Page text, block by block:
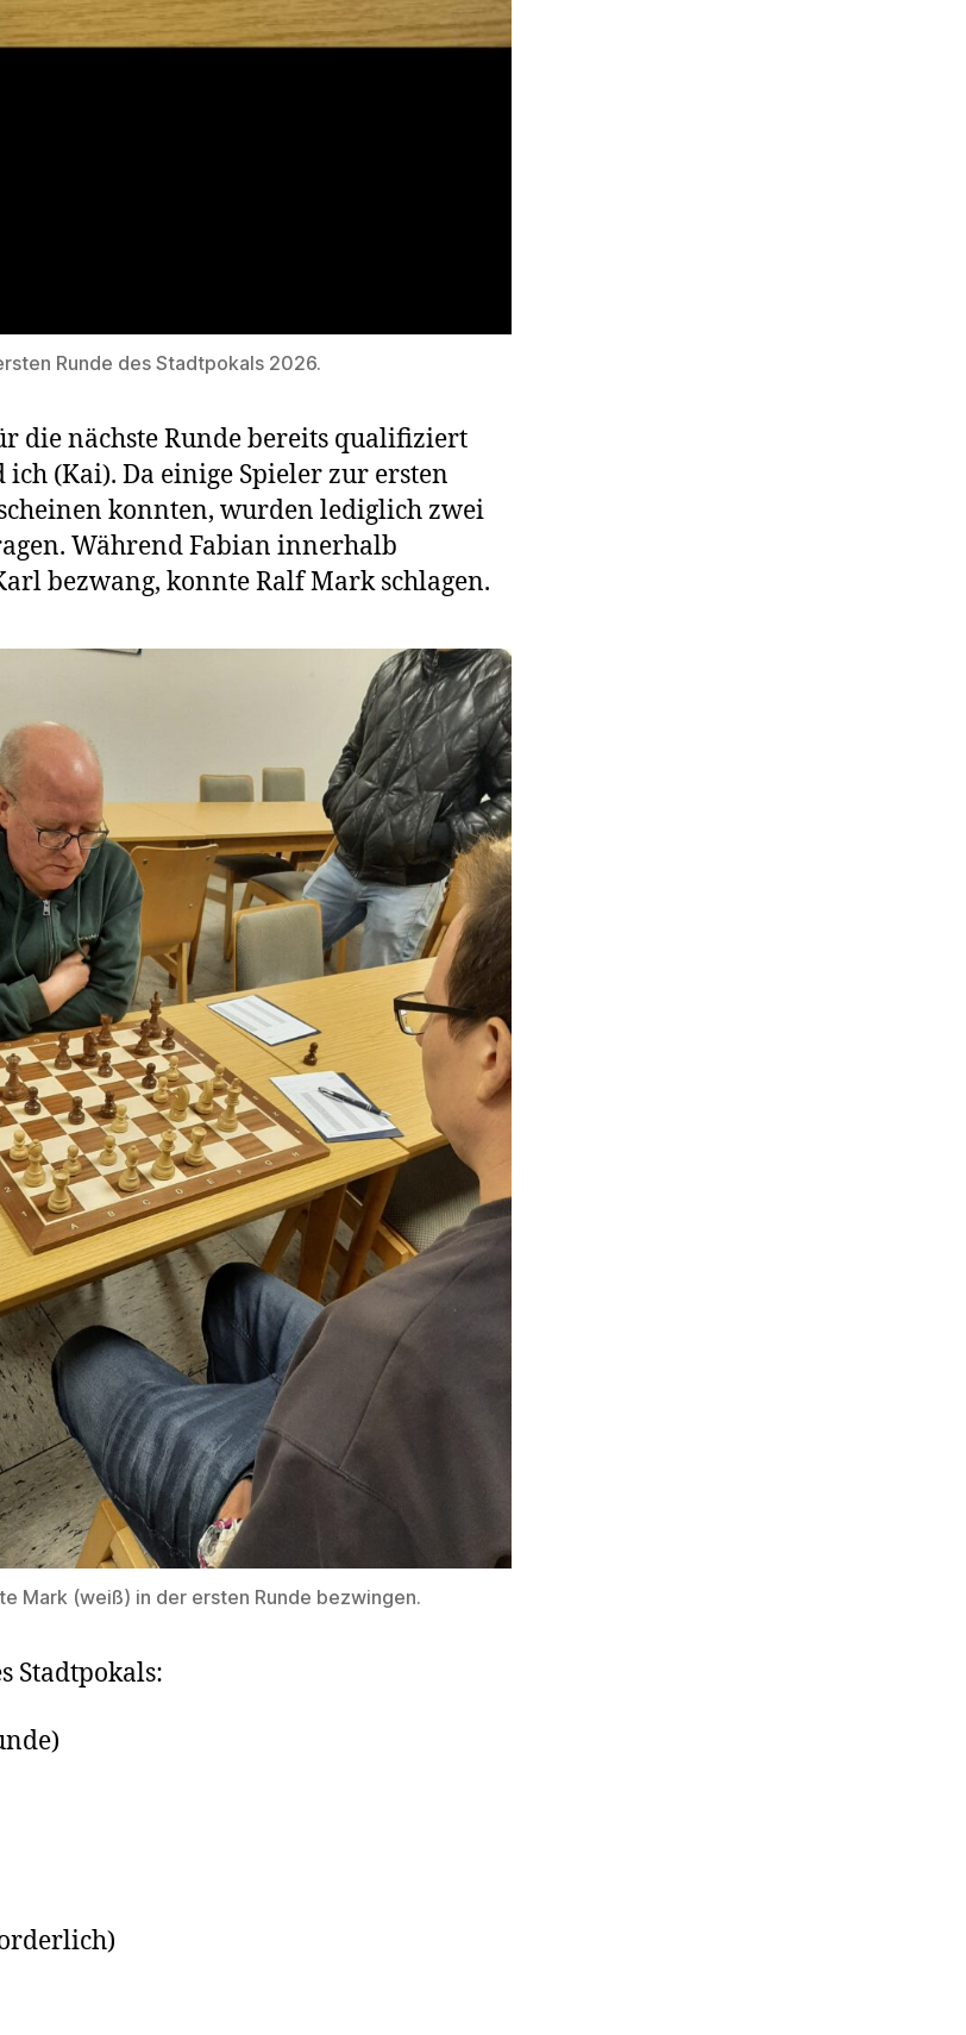
Runde des Stadtpokals 2026.
die nächste Runde bereits qualifiziert
(Kai). Da einige Spieler zur ersten
konnten, wurden lediglich zwei
Während Fabian innerhalb
bezwang, konnte Ralf Mark schlagen.
Mark (weiß) in der ersten Runde bezwingen.
Stadtpokals: